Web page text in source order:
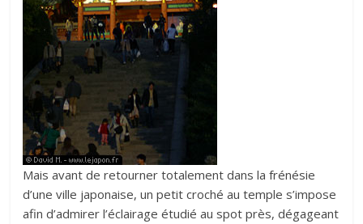
Mais avant de retourner totalement dans la frénésie
d’une ville japonaise, un petit croché au temple s’impose
afin d’admirer l’éclairage étudié au spot près, dégageant